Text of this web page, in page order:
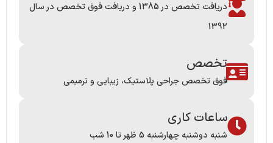
دریافت تخصص در 1385 و دریافت فوق تخصص در سال
1392
تخصص
فوق تخصص جراحی پلاستیک، زیبایی و ترمیمی
ساعات کاری
شنبه دوشنبه چهارشنبه 5 ظهر تا 10 شب